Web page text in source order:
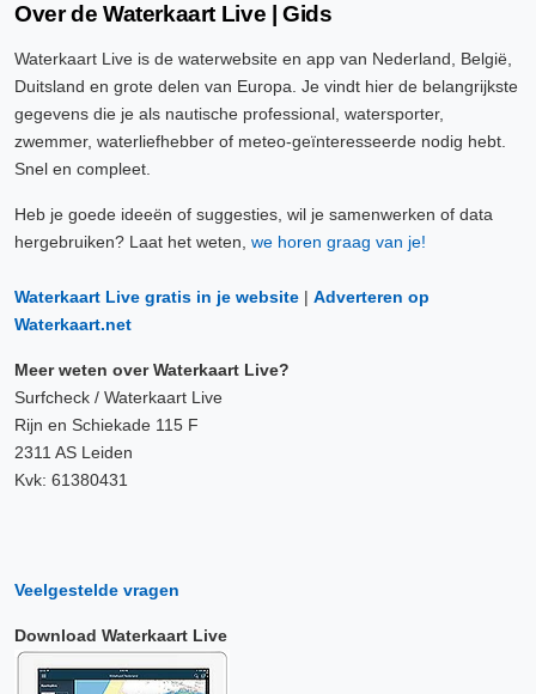
Over de Waterkaart Live | Gids
Waterkaart Live is de waterwebsite en app van Nederland, België,
Duitsland en grote delen van Europa. Je vindt hier de belangrijkste
gegevens die je als nautische professional, watersporter,
zwemmer, waterliefhebber of meteo-geïnteresseerde nodig hebt.
Snel en compleet.
Heb je goede ideeën of suggesties, wil je samenwerken of data
hergebruiken? Laat het weten, we horen graag van je!
Waterkaart Live gratis in je website | Adverteren op
Waterkaart.net
Meer weten over Waterkaart Live?
Surfcheck / Waterkaart Live
Rijn en Schiekade 115 F
2311 AS Leiden
Kvk: 61380431
Veelgestelde vragen
Download Waterkaart Live